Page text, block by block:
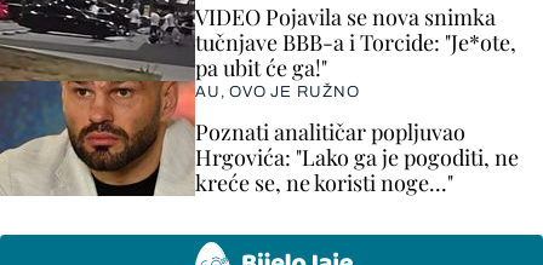
VIDEO Pojavila se nova snimka
tučnjave BBB-a i Torcide: "Je*ote,
pa ubit će ga!"
AU, OVO JE RUŽNO
Poznati analitičar popljuvao
Hrgovića: "Lako ga je pogoditi, ne
kreće se, ne koristi noge..."